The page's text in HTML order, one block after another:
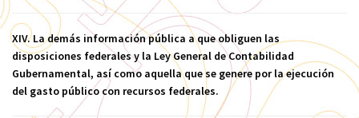
XIV. La demás información pública a que obliguen las
disposiciones federales y la Ley General de Contabilidad
Gubernamental, así como aquella que se genere por la ejecución
del gasto público con recursos federales.